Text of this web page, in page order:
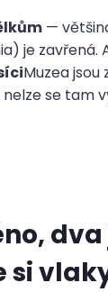
—
je zavřená.
Muzea jsou
se tam
si